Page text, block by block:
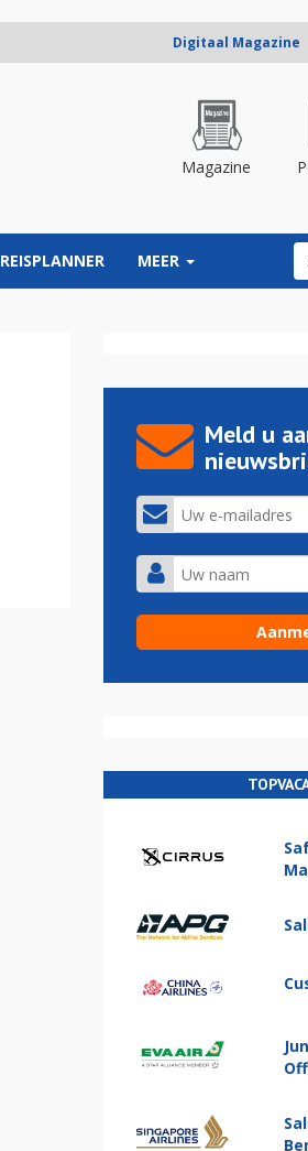
Digitaal Magazine
Magazine
REISPLANNER MEER
Meld u